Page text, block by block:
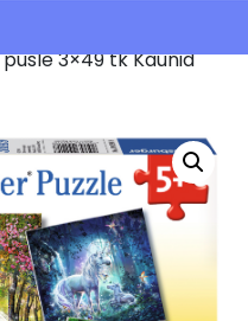
3×49 tk Kaunid